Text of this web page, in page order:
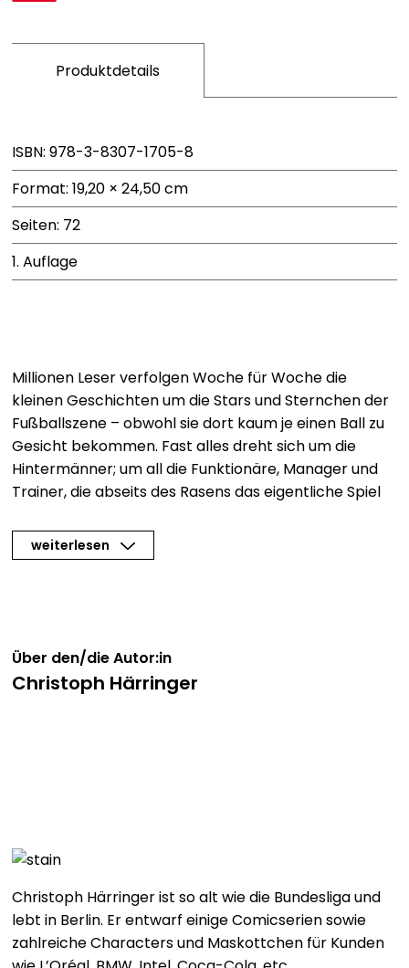
Produktdetails
ISBN: 978-3-8307-1705-8
Format: 19,20 × 24,50 cm
Seiten: 72
1. Auflage
Millionen Leser verfolgen Woche für Woche die
kleinen Geschichten um die Stars und Sternchen der
Fußballszene – obwohl sie dort kaum je einen Ball zu
Gesicht bekommen. Fast alles dreht sich um die
Hintermänner; um all die Funktionäre, Manager und
Trainer, die abseits des Rasens das eigentliche Spiel
Veröffentlicht u. a. in: Allgemeine Zeitung Mainz,
Badische Zeitung, Donaukurier, Eßlinger Zeitung,
Oberbayerisches Volksblatt, Offenbach-Post,
Pforzheimer Zeitung, Reutlinger General-Anzeiger,
Straubinger Tagblatt / Landshuter Zeitung,
weiterlesen
Über den/die Autor:in
Christoph Härringer
Christoph Härringer ist so alt wie die Bundesliga und
lebt in Berlin. Er entwarf einige Comicserien sowie
zahlreiche Characters und Maskottchen für Kunden